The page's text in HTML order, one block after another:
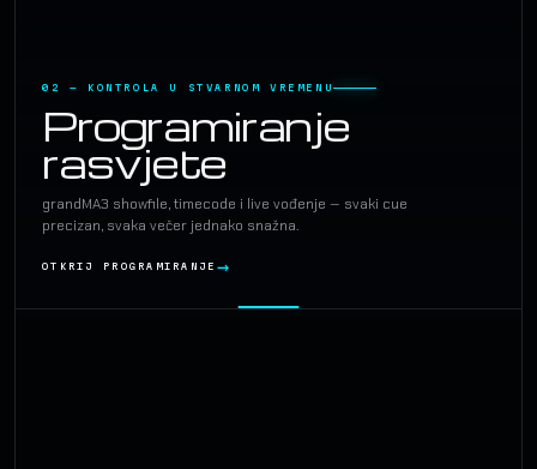
02 — KONTROLA U STVARNOM VREMENU
Programiranje
rasvjete
grandMA3 showfile, timecode i live vođenje — svaki cue
precizan, svaka večer jednako snažna.
OTKRIJ PROGRAMIRANJE